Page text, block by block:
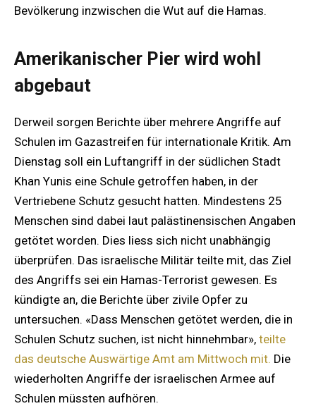
Bevölkerung inzwischen die Wut auf die Hamas.
Amerikanischer Pier wird wohl
abgebaut
Derweil sorgen Berichte über mehrere Angriffe auf
Schulen im Gazastreifen für internationale Kritik. Am
Dienstag soll ein Luftangriff in der südlichen Stadt
Khan Yunis eine Schule getroffen haben, in der
Vertriebene Schutz gesucht hatten. Mindestens 25
Menschen sind dabei laut palästinensischen Angaben
getötet worden. Dies liess sich nicht unabhängig
überprüfen. Das israelische Militär teilte mit, das Ziel
des Angriffs sei ein Hamas-Terrorist gewesen. Es
kündigte an, die Berichte über zivile Opfer zu
untersuchen. «Dass Menschen getötet werden, die in
Schulen Schutz suchen, ist nicht hinnehmbar», teilte
das deutsche Auswärtige Amt am Mittwoch mit. Die
wiederholten Angriffe der israelischen Armee auf
Schulen müssten aufhören.